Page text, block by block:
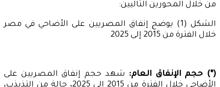
من خلال المحورين التاليين:
الشكل (1) يوضح إنفاق المصريين على الأضاحي في مصر
خلال الفترة من 2015 إلى 2025
(*) حجم الإنفاق العام:
شهد حجم إنفاق المصريين على